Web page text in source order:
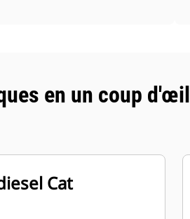
en un coup d'œil
Cat